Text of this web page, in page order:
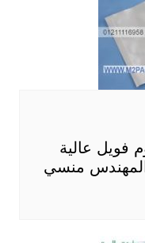
فويل عالية
المهندس منسي